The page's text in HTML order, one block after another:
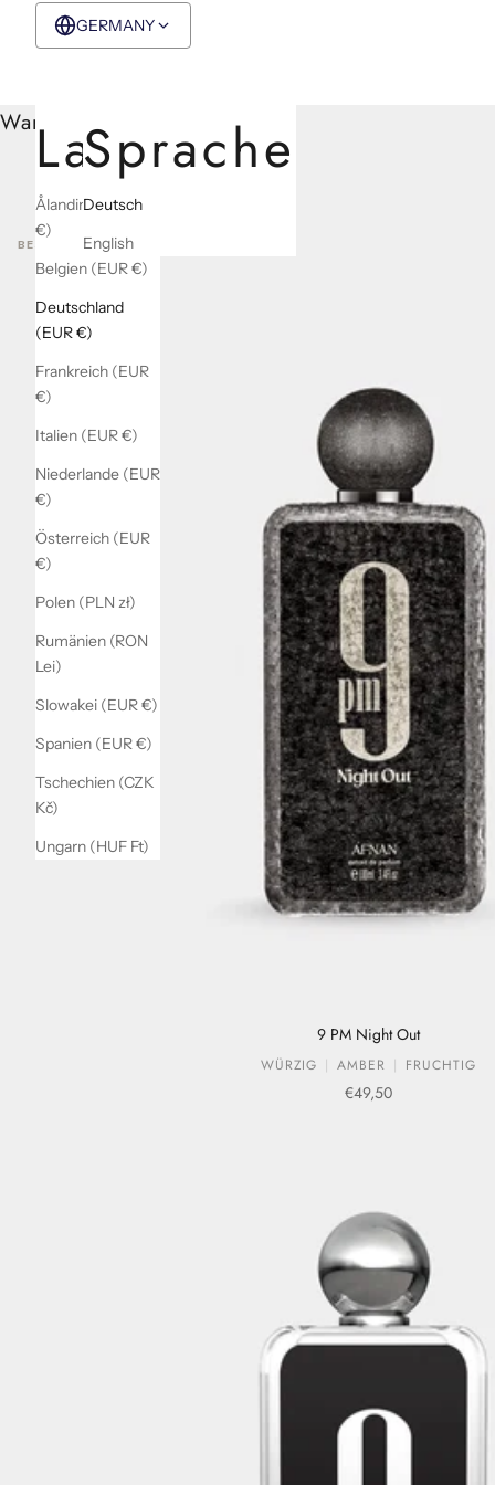
GERMANY
Land
Ålandinseln (EUR
€)
Belgien (EUR €)
Deutschland
(EUR €)
Frankreich (EUR
€)
Italien (EUR €)
Niederlande (EUR
€)
Österreich (EUR
€)
Polen (PLN zł)
Rumänien (RON
Lei)
Slowakei (EUR €)
Spanien (EUR €)
Tschechien (CZK
Kč)
Ungarn (HUF Ft)
Sprache
Deutsch
English
Warenkorb
BEST SELLERS
9 PM Night Out
WÜRZIG AMBER FRUCHTIG
Verkaufspreis
€49,50